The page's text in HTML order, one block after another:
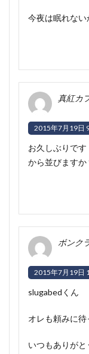
今夜は眠れない
真紅カ
2015年7月19日
お久しぶりで
から並びます
ボンク
2015年7月19日
slugabedくん
オレも頼みに待
いつもありがと